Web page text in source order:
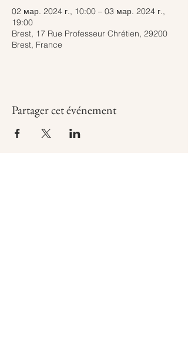
02 мар. 2024 г., 10:00 – 03 мар. 2024 г.,
19:00
Brest, 17 Rue Professeur Chrétien, 29200
Brest, France
Partager cet événement